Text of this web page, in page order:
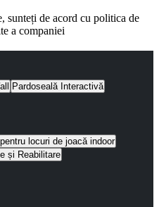
sunteți de acord cu politica de
a companiei
Pardoseală Interactivă
locuri de joacă indoor
și Reabilitare